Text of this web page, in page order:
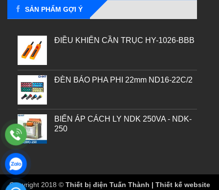
SẢN PHẨM GỢI Ý
ĐIỀU KHIỂN CẦN TRỤC HY-1026-BBB
ĐÈN BÁO PHA PHI 22mm ND16-22C/2
BIẾN ÁP CÁCH LY NDK 250VA - NDK-
250
Copyright 2018 © Thiết bị điện Tuấn Thành | Thiết kế website